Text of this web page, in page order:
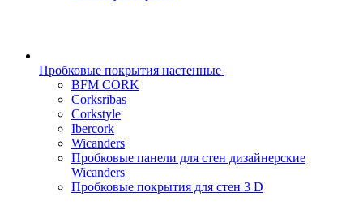
Пробковые покрытия настенные
BFM CORK
Corksribas
Corkstyle
Ibercork
Wicanders
Пробковые панели для стен дизайнерские
Wicanders
Пробковые покрытия для стен 3 D